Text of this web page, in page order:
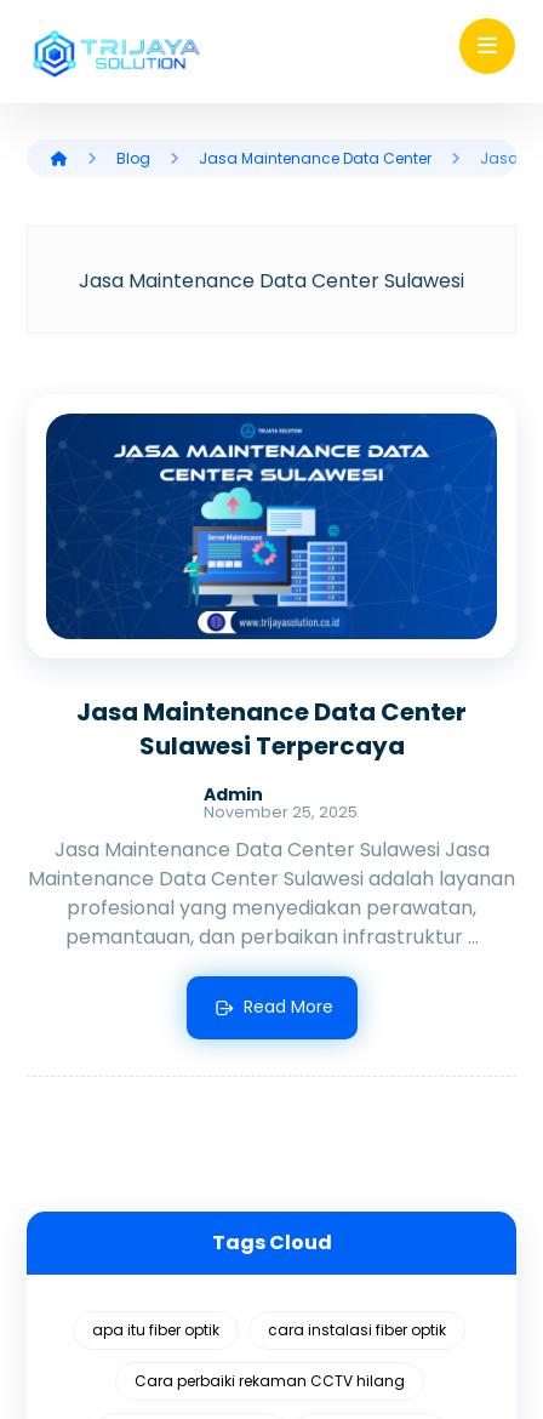
Blog Jasa Maintenance Data Center Jasa
Jasa Maintenance Data Center Sulawesi
Jasa Maintenance Data Center
Sulawesi Terpercaya
Admin
November 25, 2025
Jasa Maintenance Data Center Sulawesi Jasa
Maintenance Data Center Sulawesi adalah layanan
profesional yang menyediakan perawatan,
pemantauan, dan perbaikan infrastruktur ...
Read More
Tags Cloud
apa itu fiber optik cara instalasi fiber optik
Cara perbaiki rekaman CCTV hilang